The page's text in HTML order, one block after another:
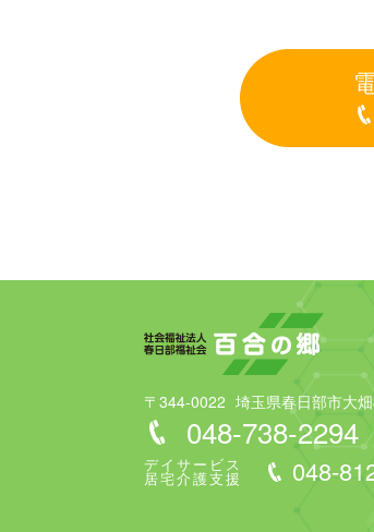
〒344-0022 埼玉県春日部市大
048-738-2294
デイサービス
居宅介護支援 048-